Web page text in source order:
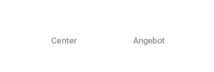
Center Angebot